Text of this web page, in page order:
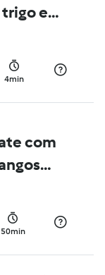
e
4min
com
50min